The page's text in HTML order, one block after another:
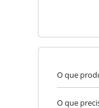
O que
O que